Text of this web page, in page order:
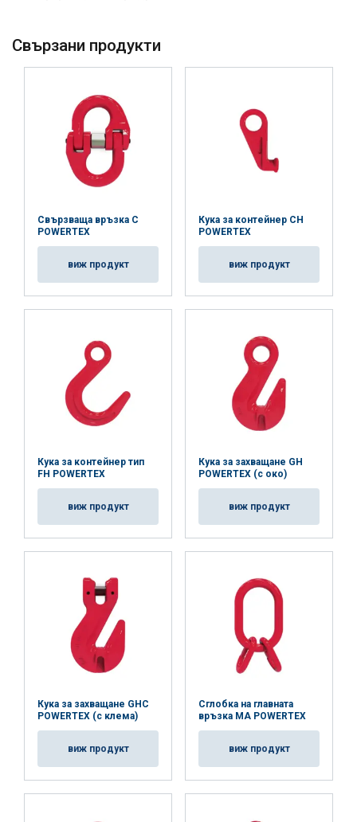
Маркировка:
Работна температура:
Стандарт:
Клас :
Свързани продукти
Свързваща връзка C
POWERTEX
виж продукт
Кука за контейнер CH
POWERTEX
виж продукт
Кука за контейнер тип
FH POWERTEX
виж продукт
Кука за захващане GH
POWERTEX (с око)
виж продукт
Кука за захващане GHC
POWERTEX (с клема)
виж продукт
Сглобка на главната
връзка MA POWERTEX
виж продукт